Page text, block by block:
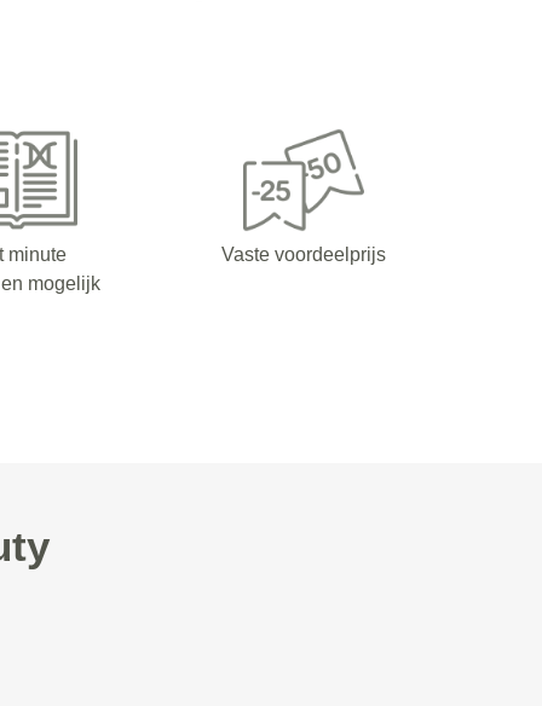
minute
mogelijk
Vaste voordeelprijs